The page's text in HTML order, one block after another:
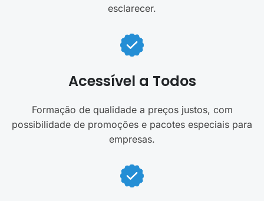
esclarecer.
Acessível a Todos
Formação de qualidade a preços justos, com
possibilidade de promoções e pacotes especiais para
empresas.